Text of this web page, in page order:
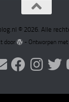
© 2026. Alle
door - Ontworpen met